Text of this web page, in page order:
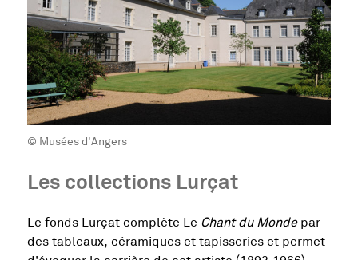
© Musées d'Angers
Les collections Lurçat
Le fonds Lurçat complète Le Chant du Mondepar
des tableaux, céramiques et tapisseries et permet